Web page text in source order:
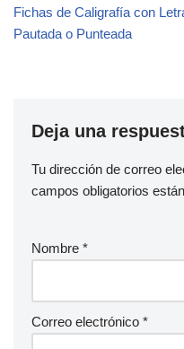
Fichas de Caligrafía con
Pautada o Punteada
Deja una
Tu dirección de correo
campos obligatorios
Nombre *
Correo electrónico *